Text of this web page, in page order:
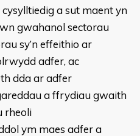
a sut maent yn
gwahanol sectorau
sy’n effeithio ar
adfer, ac
dda ar adfer
a ffrydiau gwaith
rheoli
ym maes adfer a